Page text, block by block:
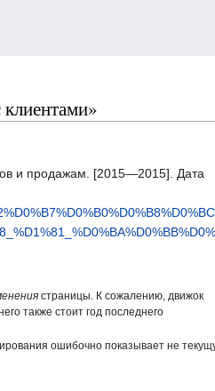
и продажам. [2015—2015]. Дата
страницы. К сожалению, движок
также стоит год последнего
ошибочно показывает не